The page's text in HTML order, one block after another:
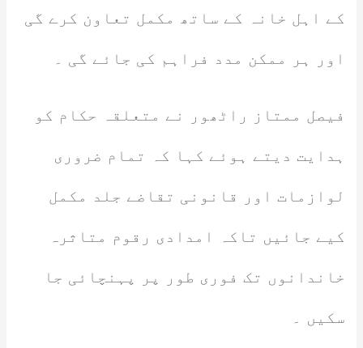
کے اہل خانہ کے ساتھ مکمل تعاون کرے گی
اور ہر ممکن مدد فراہم کی جائے گی ۔
فیصل ممتاز راٹھور نے متعلقہ حکام کو
ہدایت دیتے ہوئے کہا کہ تمام ضروری
لوازمات اور قانونی تقاضے جلد مکمل
کیے جائیں تاکہ امدادی رقوم متاثرہ
خاندانوں تک فوری طور پر پہنچائی جا
سکیں ۔